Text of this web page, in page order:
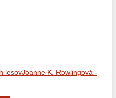
lesovJoanne K. Rowlingová -